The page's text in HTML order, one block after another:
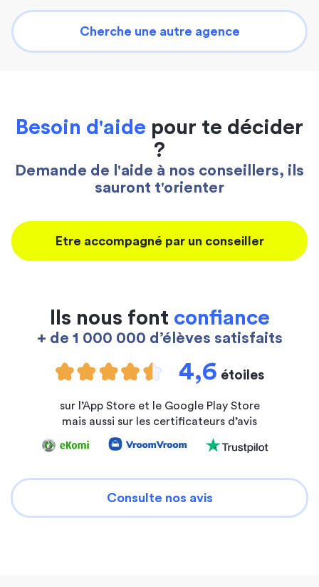
Cherche une autre agence
Besoin d'aide pour te décider
?
Demande de l'aide à nos conseillers, ils
sauront t'orienter
Etre accompagné par un conseiller
Ils nous font confiance
+ de 1 000 000 d’élèves satisfaits
4,6 étoiles
sur l’App Store et le Google Play Store
mais aussi sur les certificateurs d’avis
Consulte nos avis